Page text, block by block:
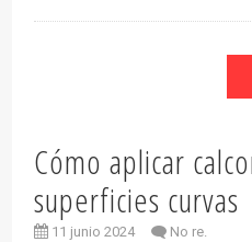
Cómo aplicar
superficies curvas
11 junio 2024 No re.